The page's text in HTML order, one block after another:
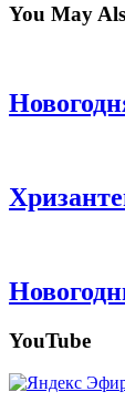
You May
YouTube